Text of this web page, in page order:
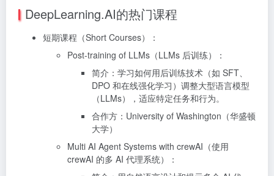
DeepLearning.AI的热门课程
短期课程（Short Courses）：
Post-training of LLMs（LLMs 后训练）：
简介：学习如何用后训练技术（如 SFT、
DPO 和在线强化学习）调整大型语言模型
（LLMs），适应特定任务和行为。
合作方：University of Washington（华盛顿
大学）
Multi AI Agent Systems with crewAI（使用
crewAI 的多 AI 代理系统）：